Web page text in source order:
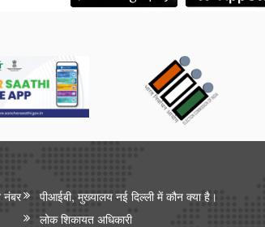
नंबर
पीआईबी, मुख्यालय नई दिल्ली में कौन क्या है।
लोक शिकायत अधिकारी